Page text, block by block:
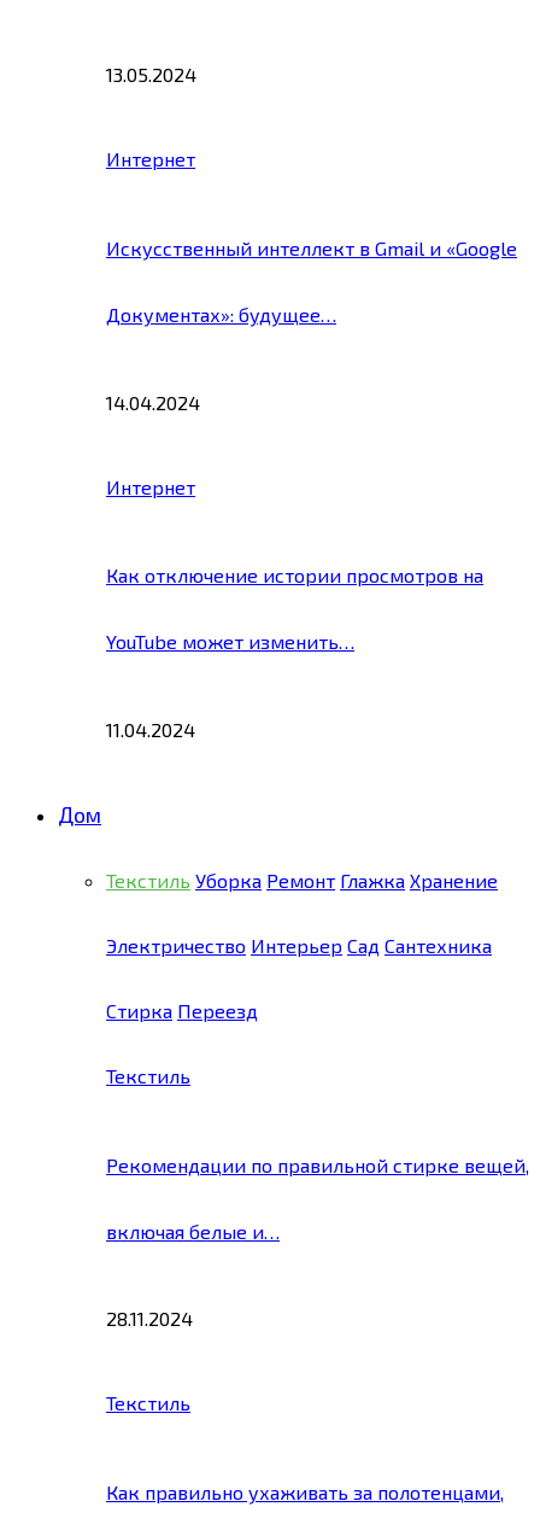
13.05.2024
Интернет
Искусственный интеллект в Gmail и «Google
Документах»: будущее…
14.04.2024
Интернет
Как отключение истории просмотров на
YouTube может изменить…
11.04.2024
Дом
Текстиль Уборка Ремонт Глажка Хранение
Электричество Интерьер Сад Сантехника
Стирка Переезд
Текстиль
Рекомендации по правильной стирке вещей,
включая белые и…
28.11.2024
Текстиль
Как правильно ухаживать за полотенцами,